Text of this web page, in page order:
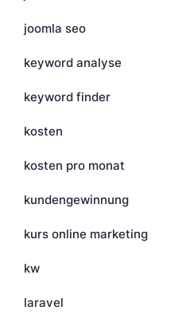
joomla seo
keyword analyse
keyword finder
kosten
kosten pro monat
kundengewinnung
kurs online marketing
kw
laravel